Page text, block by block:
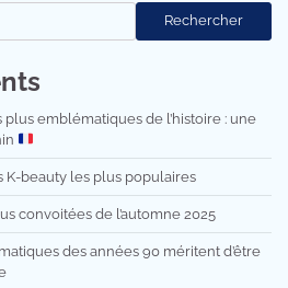
Rechercher
plus emblématiques de l’histoire : une
K-beauty les plus populaires
convoitées de l’automne 2025
des années 90 méritent d’être